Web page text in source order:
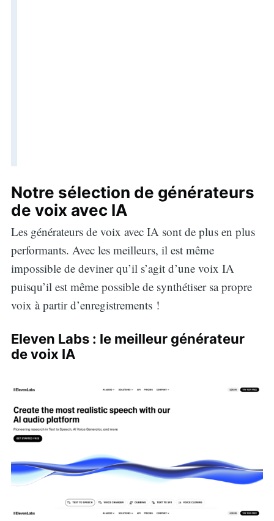
Notre sélection de générateurs
de voix avec IA
Les générateurs de voix avec IA sont de plus en plus
performants. Avec les meilleurs, il est même
impossible de deviner qu’il s’agit d’une voix IA
puisqu’il est même possible de synthétiser sa propre
voix à partir d’enregistrements !
Eleven Labs : le meilleur générateur
de voix IA